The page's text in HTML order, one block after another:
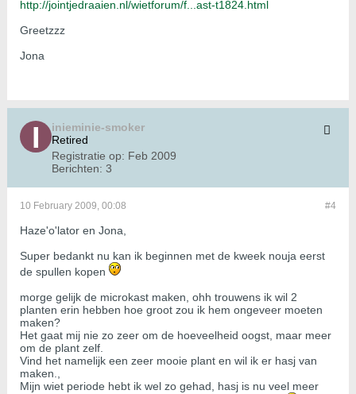
http://jointjedraaien.nl/wietforum/f...ast-t1824.html
Greetzzz
Jona
inieminie-smoker
Retired
Registratie op: Feb 2009
Berichten: 3
#4
10 February 2009, 00:08
Haze'o'lator en Jona,
Super bedankt nu kan ik beginnen met de kweek nouja eerst
de spullen kopen
morge gelijk de microkast maken, ohh trouwens ik wil 2
planten erin hebben hoe groot zou ik hem ongeveer moeten
maken?
Het gaat mij nie zo zeer om de hoeveelheid oogst, maar meer
om de plant zelf.
Vind het namelijk een zeer mooie plant en wil ik er hasj van
maken.,
Mijn wiet periode hebt ik wel zo gehad, hasj is nu veel meer